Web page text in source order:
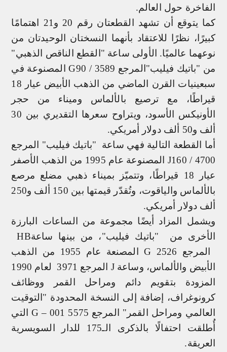
الفاخرة حول العالم.
كما يتوقع أن تشهد القطعتان رقم 20 و21 اهتمامًا
كبيرًا، نظرًا للاعتقاد بأنهما النسختان الوحيدتان من
نوعهما عالميًا. الأولى ساعة "القطع الناقص الذهبي"
من "باتيك فيليب"المرجع 3589 /
G90 المصنوعة في
سبعينيات القرن الماضي من الذهب الأبيض عيار 18
قيراطًا، مع ترصيع بالألماس وميناء من حجر
الأونيكس الأسود، ويتراوح سعرها التقديري بين 30
ألف و50 ألف دولار أمريكي.
أما القطعة التالية فهي ساعة
"باتيك فيليب" المرجع
4700
/
J160المصنوعة
عام 1995 من الذهب الأصفر
عيار 18 قيراطًا، وتتميّز بميناء ذهبي مضلع مرصع
بالألماس والياقوت، وتُقدّر قيمتها بين 150 ألف و250
ألف دولار أمريكي.
ويشمل المزاد أيضًا مجموعة من الساعات البارزة
الأخرى من
"باتيك فيليب"، من بينها ساعةHB
المرجع 2526
G
المصنعة عام 1955 من الذهب
الأبيض والألماس، وساعة J
المرجع 3971 لعام 1990
المزودة بتقويم دائم ومراحل القمر ووظائف
كرونوغراف، إضافة إلى النسخة المحدودة "التوقيت
العالمي ومراحل القمر" المرجع 5575
G – 001 التي
أُطلقت احتفالًا بالذكرى الـ175 للدار السويسرية
العريقة.